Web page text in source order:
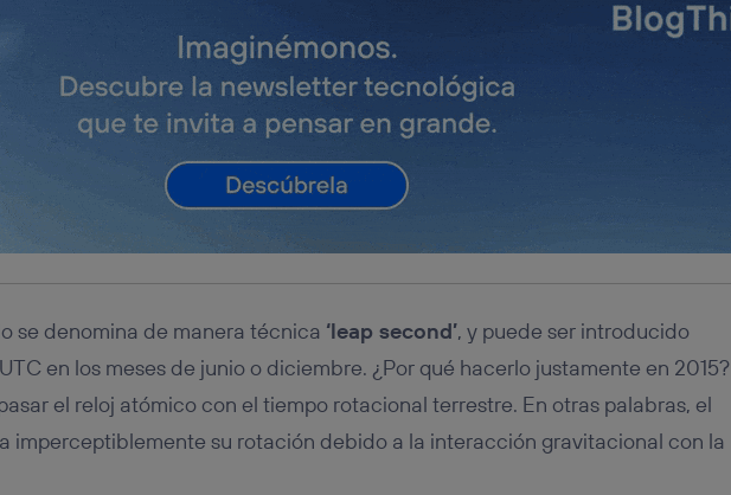
se denomina de manera técnica ‘leap second’, y puede ser introducido
en los meses de junio o diciembre. ¿Por qué hacerlo justamente en 2015?
el reloj atómico con el tiempo rotacional terrestre. En otras palabras, el
imperceptiblemente su rotación debido a la interacción gravitacional con la